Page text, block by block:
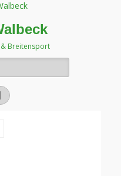
& Breitensport